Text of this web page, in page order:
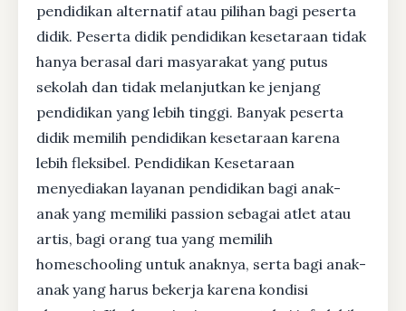
pendidikan alternatif atau pilihan bagi peserta
didik. Peserta didik pendidikan kesetaraan tidak
hanya berasal dari masyarakat yang putus
sekolah dan tidak melanjutkan ke jenjang
pendidikan yang lebih tinggi. Banyak peserta
didik memilih pendidikan kesetaraan karena
lebih fleksibel. Pendidikan Kesetaraan
menyediakan layanan pendidikan bagi anak-
anak yang memiliki passion sebagai atlet atau
artis, bagi orang tua yang memilih
homeschooling untuk anaknya, serta bagi anak-
anak yang harus bekerja karena kondisi